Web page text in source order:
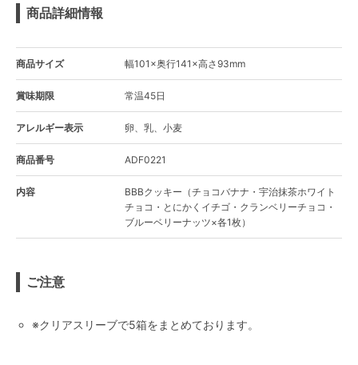
商品詳細情報
商品サイズ 幅101×奥行141×高さ93mm
賞味期限 常温45日
アレルギー表示 卵、乳、小麦
商品番号 ADF0221
内容
BBBクッキー（チョコバナナ・宇治抹茶ホワイト
チョコ・とにかくイチゴ・クランベリーチョコ・
ブルーベリーナッツ×各1枚）
ご注意
※クリアスリーブで5箱をまとめております。